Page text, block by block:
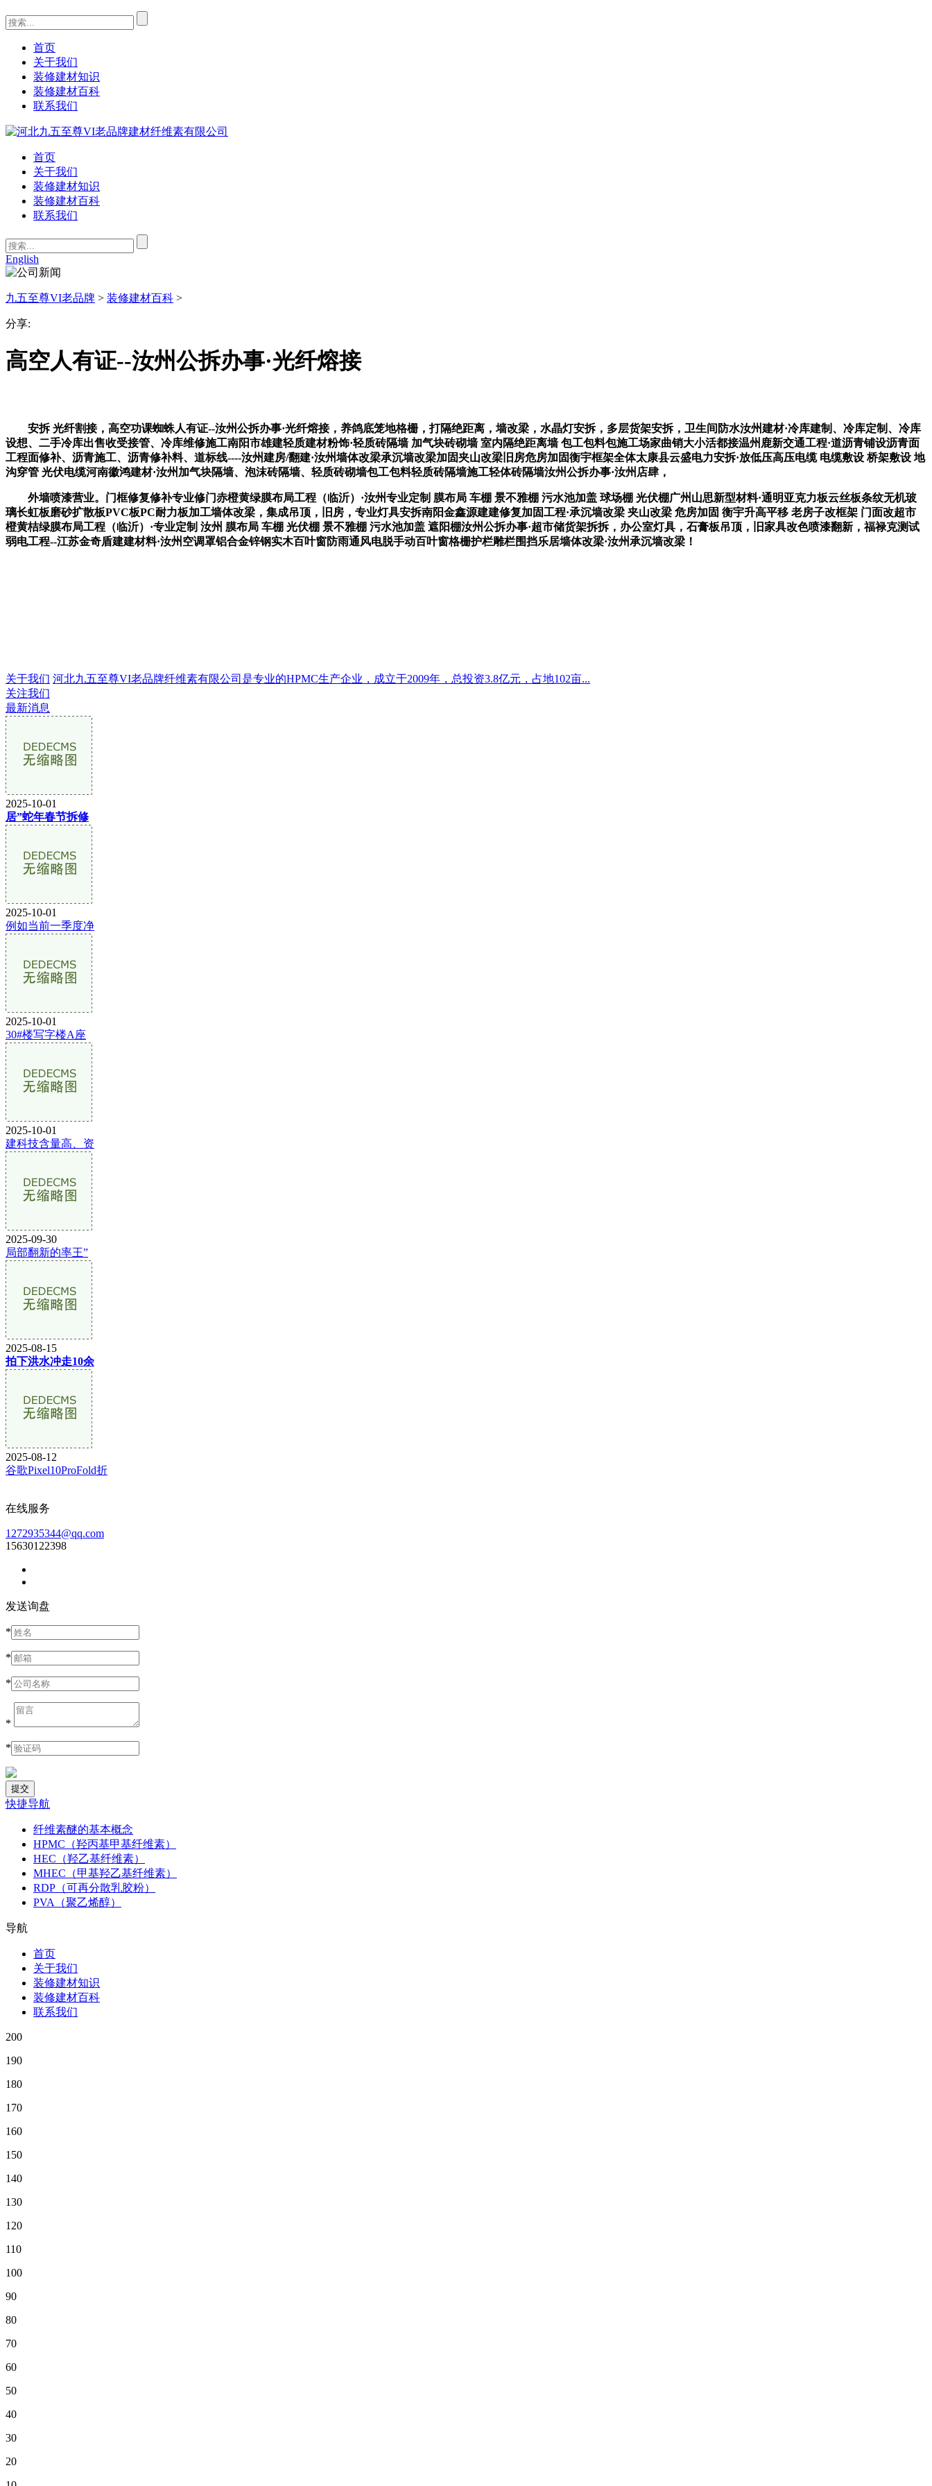
首页
关于我们
装修建材知识
装修建材百科
联系我们
首页
关于我们
装修建材知识
装修建材百科
联系我们
English
九五至尊VI老品牌 > 装修建材百科 >
分享:
高空人有证--汝州公拆办事·光纤熔接
安拆 光纤割接，高空功课蜘蛛人有证--汝州公拆办事·光纤熔接，养鸽底笼地格栅，打隔绝距离，墙改梁，水晶灯安拆，多层货架安拆，卫生间防水汝州建材·冷库建制、冷库定制、冷库
设想、二手冷库出售收受接管、冷库维修施工南阳市雄建轻质建材粉饰·轻质砖隔墙 加气块砖砌墙 室内隔绝距离墙 包工包料包施工场家曲销大小活都接温州鹿新交通工程·道沥青铺设沥青面
工程面修补、沥青施工、沥青修补料、道标线----汝州建房/翻建·汝州墙体改梁承沉墙改梁加固夹山改梁旧房危房加固衡宇框架全体太康县云盛电力安拆·放低压高压电缆 电缆敷设 桥架敷设 地
沟穿管 光伏电缆河南徽鸿建材·汝州加气块隔墙、泡沫砖隔墙、轻质砖砌墙包工包料轻质砖隔墙施工轻体砖隔墙汝州公拆办事·汝州店肆，
外墙喷漆营业。门框修复修补专业修门赤橙黄绿膜布局工程（临沂）·汝州专业定制 膜布局 车棚 景不雅棚 污水池加盖 球场棚 光伏棚广州山思新型材料·通明亚克力板云丝板条纹无机玻
璃长虹板磨砂扩散板PVC板PC耐力板加工墙体改梁，集成吊顶，旧房，专业灯具安拆南阳金鑫源建建修复加固工程·承沉墙改梁 夹山改梁 危房加固 衡宇升高平移 老房子改框架 门面改超市
橙黄桔绿膜布局工程（临沂）·专业定制 汝州 膜布局 车棚 光伏棚 景不雅棚 污水池加盖 遮阳棚汝州公拆办事·超市储货架拆拆，办公室灯具，石膏板吊顶，旧家具改色喷漆翻新，福禄克测试
弱电工程--江苏金奇盾建建材料·汝州空调罩铝合金锌钢实木百叶窗防雨通风电脱手动百叶窗格栅护栏雕栏围挡乐居墙体改梁·汝州承沉墙改梁！
关于我们 河北九五至尊VI老品牌纤维素有限公司是专业的HPMC生产企业，成立于2009年，总投资3.8亿元，占地102亩...
关注我们
最新消息
2025-10-01
居”蛇年春节拆修
2025-10-01
例如当前一季度净
2025-10-01
30#楼写字楼A座
2025-10-01
建科技含量高、资
2025-09-30
局部翻新的率王”
2025-08-15
拍下洪水冲走10余
2025-08-12
谷歌Pixel10ProFold折
在线服务
1272935344@qq.com
15630122398
发送询盘
*
*
*
*
*
快捷导航
纤维素醚的基本概念
HPMC（羟丙基甲基纤维素）
HEC（羟乙基纤维素）
MHEC（甲基羟乙基纤维素）
RDP（可再分散乳胶粉）
PVA（聚乙烯醇）
导航
首页
关于我们
装修建材知识
装修建材百科
联系我们
200
190
180
170
160
150
140
130
120
110
100
90
80
70
60
50
40
30
20